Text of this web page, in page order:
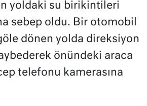
yoldaki su birikintileri
sebep oldu. Bir otomobil
dönen yolda direksiyon
önündeki araca
telefonu kamerasına